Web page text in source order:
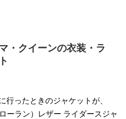
・クイーンの衣装・ラ
行ったときのジャケットが、
ーラン）レザー ライダースジャ